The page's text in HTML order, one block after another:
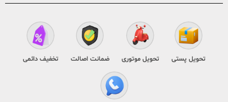
تحویل پستی تحویل موتوری ضمانت اصالت تخفیف دائمی